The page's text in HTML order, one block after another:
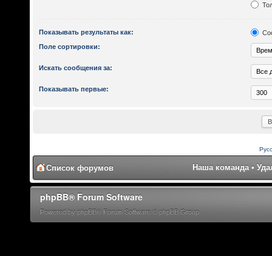
Показывать результаты как:
Поле сортировки:
Искать сообщения за:
Показывать первые:
Список форумов Наша команда •
phpBB® Forum Software
Powered by phpBB® Forum Software © phpBB Group